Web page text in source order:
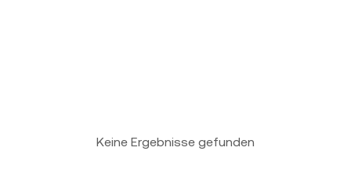
Keine Ergebnisse gefunden